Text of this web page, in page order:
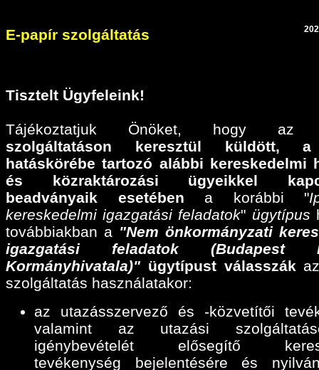
E-papír szolgáltatás
Tisztelt Ügyfeleink!
Tájékoztatjuk Önöket, hogy
szolgáltatáson keresztül küldött,a
hatáskörébe tartozó alábbi kereskedelmi
és közraktározási ügyeikkel
beadványaik esetében a korábbi "
kereskedelmi igazgatási feladatok" ügytípus
továbbiakban a "Nem önkormányzati
igazgatási feladatok (Budapest
Kormányhivatala)" ügytípust válasszák
szolgáltatás használatakor:
az utazásszervező és -közvetítői
valamint az utazási
igénybevételét elősegítő
tevékenység bejelentésére és